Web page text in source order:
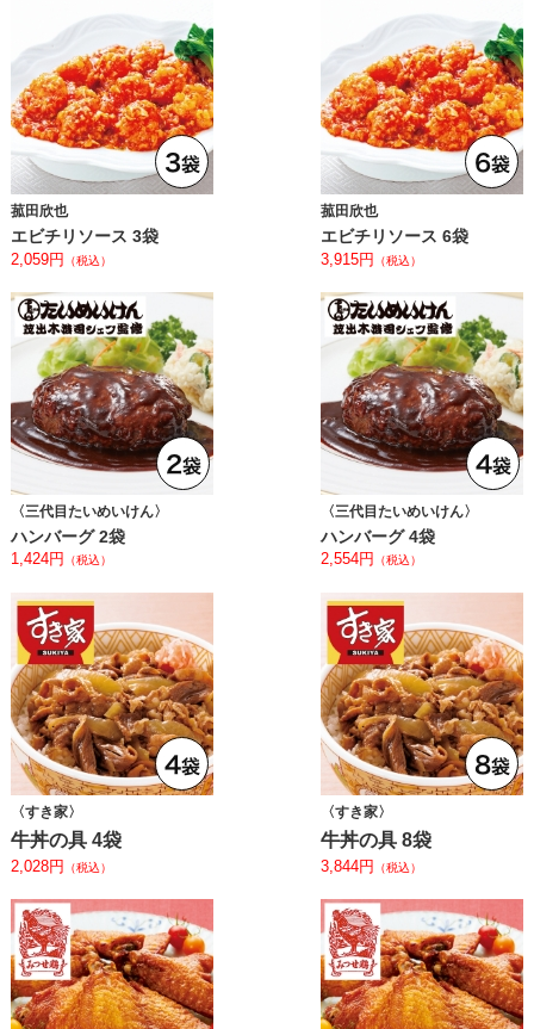
菰田欣也
エビチリソース 3袋
2,059円 （税込）
菰田欣也
エビチリソース 6袋
3,915円 （税込）
〈三代目たいめいけん〉
ハンバーグ 2袋
1,424円 （税込）
〈三代目たいめいけん〉
ハンバーグ 4袋
2,554円 （税込）
〈すき家〉
牛丼の具 4袋
2,028円 （税込）
〈すき家〉
牛丼の具 8袋
3,844円 （税込）